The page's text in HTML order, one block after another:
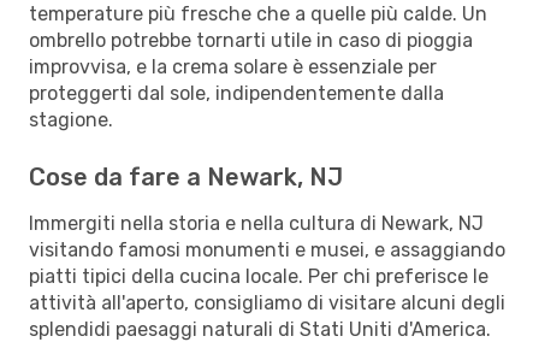
temperature più fresche che a quelle più calde. Un
ombrello potrebbe tornarti utile in caso di pioggia
improvvisa, e la crema solare è essenziale per
proteggerti dal sole, indipendentemente dalla
stagione.
Cose da fare a Newark, NJ
Immergiti nella storia e nella cultura di Newark, NJ
visitando famosi monumenti e musei, e assaggiando
piatti tipici della cucina locale. Per chi preferisce le
attività all'aperto, consigliamo di visitare alcuni degli
splendidi paesaggi naturali di Stati Uniti d'America.